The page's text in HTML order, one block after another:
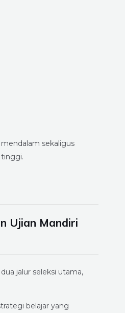
sekaligus
Ujian Mandiri
jalur seleksi utama,
belajar yang